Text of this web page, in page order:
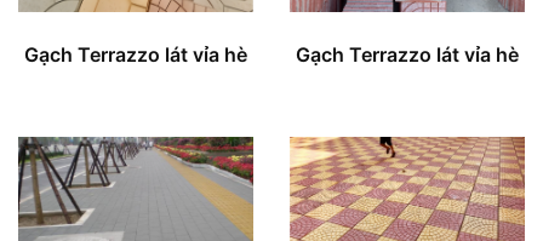
Gạch Terrazzo lát vỉa hè Gạch Terrazzo lát vỉa hè